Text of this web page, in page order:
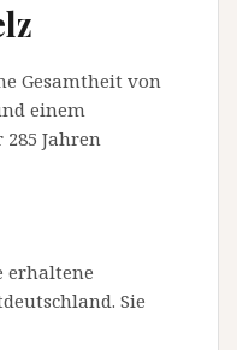
Gesamtheit von
einem
Jahren
erhaltene
Sie